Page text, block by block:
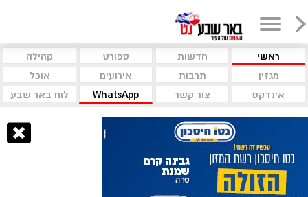
ראשי חדשות ספורט
קהילה
מגזין
תרבות אירועים
אוכל
אינדקס
צור קשר WhatsApp לוח באר שבע